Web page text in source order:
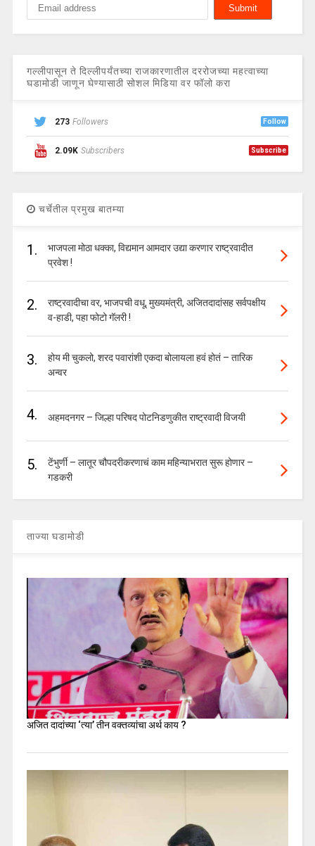
गल्लीपासून ते दिल्लीपर्यंतच्या राजकारणातील दररोजच्या महत्वाच्या
घडामोडी जाणून घेण्यासाठी सोशल मिडिया वर फॉलो करा
273 Followers Follow
2.09K Subscribers Subscribe
चर्चेतील प्रमुख बातम्या
1.
भाजपला मोठा धक्का, विद्यमान आमदार उद्या करणार राष्ट्रवादीत
प्रवेश !
2.
राष्ट्रवादीचा वर, भाजपची वधू, मुख्यमंत्री, अजितदादांसह सर्वपक्षीय
व-हाडी, पहा फोटो गॅलरी !
3.
होय मी चुकलो, शरद पवारांशी एकदा बोलायला हवं होतं – तारिक
अन्वर
4. अहमदनगर – जिल्हा परिषद पोटनिडणुकीत राष्ट्रवादी विजयी
5.
टेंभुर्णी – लातूर चौपदरीकरणाचं काम महिन्याभरात सुरू होणार –
गडकरी
ताज्या घडामोडी
अजित दादांच्या ‘त्या’ तीन वक्तव्यांचा अर्थ काय ?